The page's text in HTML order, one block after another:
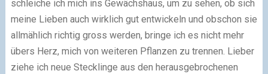
schleiche ich mich ins Gewächshaus, um zu sehen, ob sich
meine Lieben auch wirklich gut entwickeln und obschon sie
allmählich richtig gross werden, bringe ich es nicht mehr
übers Herz, mich von weiteren Pflanzen zu trennen. Lieber
ziehe ich neue Stecklinge aus den herausgebrochenen